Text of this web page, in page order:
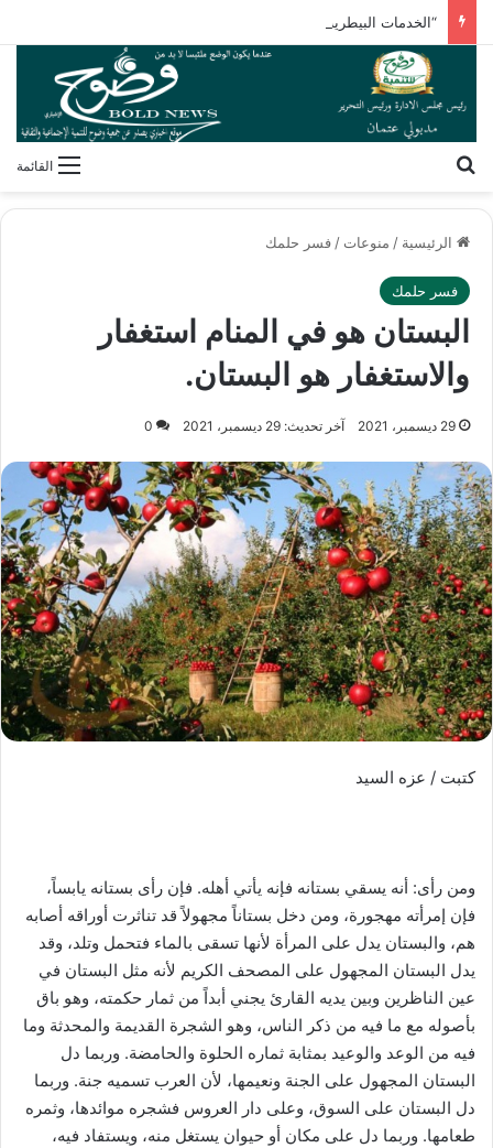
“الخدمات البيطرية” تنظم برنامجًا تدريبيًا لأنظمة سلامة الغذاء
القائمة
الرئيسية / منوعات / فسر حلمك
فسر حلمك
البستان هو في المنام استغفار
والاستغفار هو البستان.
29 ديسمبر، 2021 آخر تحديث: 29 ديسمبر، 2021 0
كتبت / عزه السيد
ومن رأى: أنه يسقي بستانه فإنه يأتي أهله. فإن رأى بستانه يابساً،
فإن إمرأته مهجورة، ومن دخل بستاناً مجهولاً قد تناثرت أوراقه أصابه
هم، والبستان يدل على المرأة لأنها تسقى بالماء فتحمل وتلد، وقد
يدل البستان المجهول على المصحف الكريم لأنه مثل البستان في
عين الناظرين وبين يديه القارئ يجني أبداً من ثمار حكمته، وهو باق
بأصوله مع ما فيه من ذكر الناس، وهو الشجرة القديمة والمحدثة وما
فيه من الوعد والوعيد بمثابة ثماره الحلوة والحامضة. وربما دل
البستان المجهول على الجنة ونعيمها، لأن العرب تسميه جنة. وربما
دل البستان على السوق، وعلى دار العروس فشجره موائدها، وثمره
طعامها. وربما دل على مكان أو حيوان يستغل منه، ويستفاد فيه،